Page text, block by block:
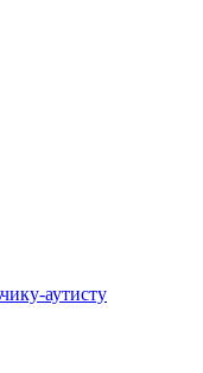
аутисту